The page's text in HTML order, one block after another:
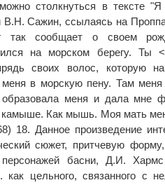
столкнуться в тексте
В.Н. Сажин, ссылаясь на
так сообщает о своем
на морском берегу. Ты
своих волос, которую
в морскую пену. Там меня
образовала меня и дала
Как мышь. Моя мать
18. Данное произведение
сюжет, притчевую форму,
басни, Д.И. Хармс
как цельного, связанного с